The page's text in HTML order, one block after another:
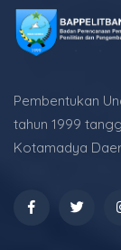
Pembentukan
tahun 1999
Kotamadya